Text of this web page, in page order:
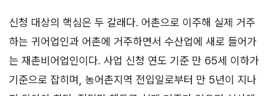
신청 대상의 핵심은 두 갈래다. 어촌으로 이주해 실제 거주
하는 귀어업인과 어촌에 거주하면서 수산업에 새로 들어가
는 재촌비어업인이다. 사업 신청 연도 기준 만 65세 이하가
기준으로 잡히며, 농어촌지역 전입일로부터 만 5년이 지나